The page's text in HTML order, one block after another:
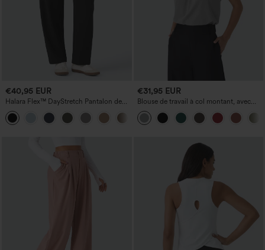
€40,95 EUR
Halara Flex™ DayStretch Pantalon de
travail coupe asymétrique, taille mi-
haute, à jambes en forme de tonneau,
avec poches
+2
€31,95 EUR
Blouse de travail à col montant, avec
détail au dos et manches courtes
couvrant les épaules (cap sleeve)